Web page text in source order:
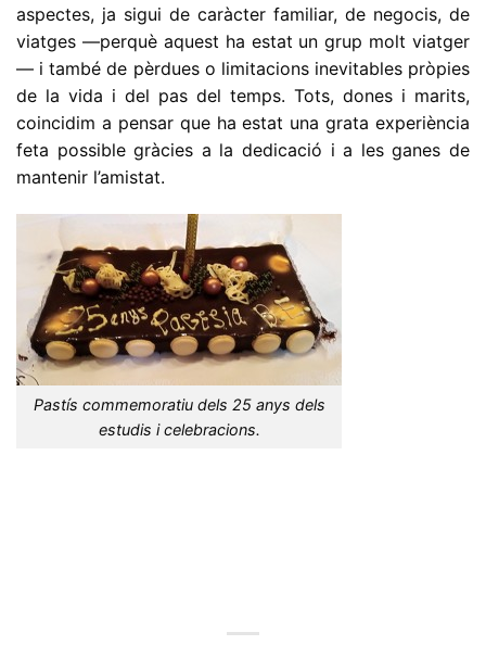
aspectes, ja sigui de caràcter familiar, de negocis, de
viatges —perquè aquest ha estat un grup molt viatger
— i també de pèrdues o limitacions inevitables pròpies
de la vida i del pas del temps. Tots, dones i marits,
coincidim a pensar que ha estat una grata experiència
feta possible gràcies a la dedicació i a les ganes de
mantenir l’amistat.
Pastís commemoratiu dels 25 anys dels
estudis i celebracions.